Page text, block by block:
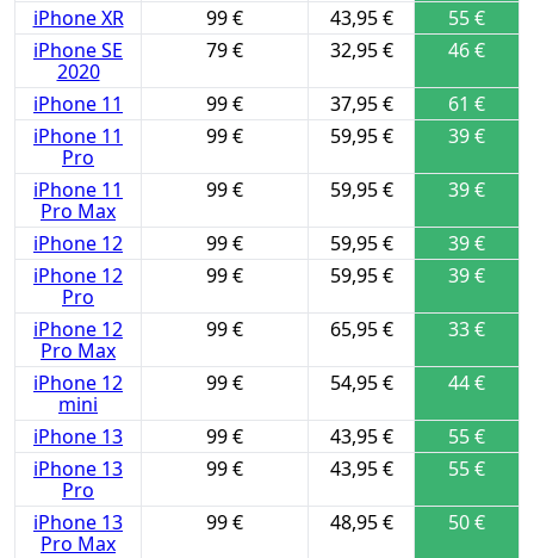
iPhone XR 99 € 43,95 €
55 €
iPhone SE
2020
79 € 32,95 € 46 €
iPhone 11 99 € 37,95 €
61 €
iPhone 11
Pro
99 € 59,95 € 39 €
iPhone 11
Pro Max
99 € 59,95 € 39 €
iPhone 12 99 € 59,95 €
39 €
iPhone 12
Pro
99 € 59,95 € 39 €
iPhone 12
Pro Max
99 € 65,95 € 33 €
iPhone 12
mini
99 € 54,95 € 44 €
iPhone 13 99 € 43,95 €
55 €
iPhone 13
Pro
99 € 43,95 € 55 €
iPhone 13
Pro Max
99 € 48,95 € 50 €